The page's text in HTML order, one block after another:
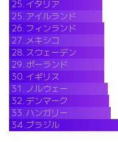
25. イタリア
25. アイルランド
26. フィンランド
27. メキシコ
28. スウェーデン
29. ポーランド
30. イギリス
31. ノルウェー
32.デンマーク
33. ハンガリー
34.ブラジル